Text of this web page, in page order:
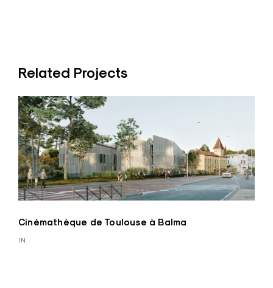
Related Projects
Cinémathèque de Toulouse à Balma
IN